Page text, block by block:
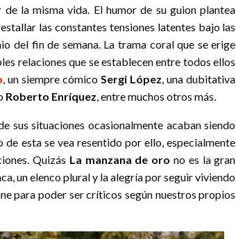
la misma vida. El humor de su guion plantea
las constantes tensiones latentes bajo las
del fin de semana. La trama coral que se erige
relaciones que se establecen entre todos ellos
, un siempre cómicoSergi López, una dubitativa
Roberto Enríquez, entre muchos otros más.
sus situaciones ocasionalmente acaban siendo
esta se vea resentido por ello, especialmente
Quizás La manzana de oro no es la gran
un elenco plural y la alegría por seguir viviendo
para poder ser críticos según nuestros propios